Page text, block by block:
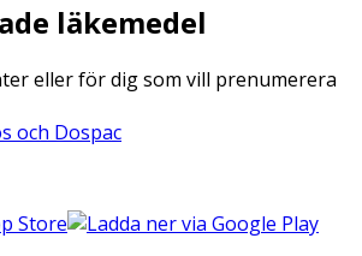
läkemedel
eller för dig som vill prenumerera
och Dospac